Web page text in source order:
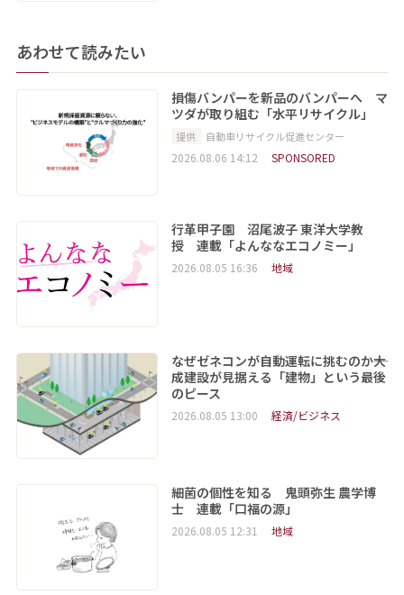
あわせて読みたい
損傷バンパーを新品のバンパーへ マ
ツダが取り組む「水平リサイクル」
提供 自動車リサイクル促進センター
2026.08.06 14:12 SPONSORED
行革甲子園 沼尾波子 東洋大学教
授 連載「よんななエコノミー」
2026.08.05 16:36 地域
なぜゼネコンが自動運転に挑むのか――大
成建設が見据える「建物」という最後
のピース
2026.08.05 13:00 経済/ビジネス
細菌の個性を知る 鬼頭弥生 農学博
士 連載「口福の源」
2026.08.05 12:31 地域